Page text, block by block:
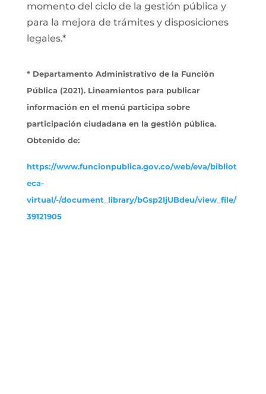
momento del ciclo de la gestión pública y
para la mejora de trámites y disposiciones
legales.*
* Departamento Administrativo de la Función
Pública (2021). Lineamientos para publicar
información en el menú participa sobre
participación ciudadana en la gestión pública.
Obtenido de:
https://www.funcionpublica.gov.co/web/eva/bibliot
eca-
virtual/-/document_library/bGsp2IjUBdeu/view_file/
39121905